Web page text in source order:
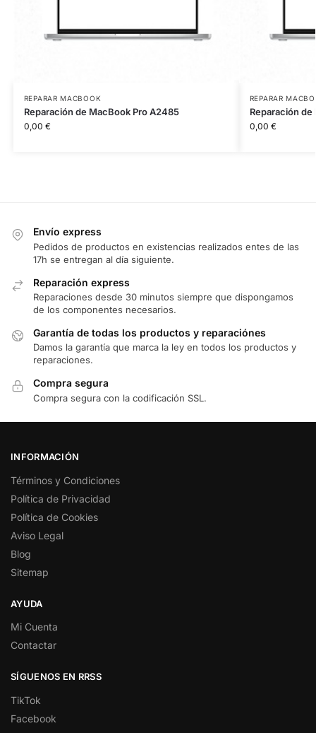
REPARAR MACBOOK
Reparación de MacBook Pro A2485
0,00 €
REPARAR
Reparación de
0,00 €
Envío express
Pedidos de productos en existencias realizados entes de las
17h se entregan al día siguiente.
Reparación express
Reparaciones desde 30 minutos siempre que dispongamos
de los componentes necesarios.
Garantía de todas los productos y reparaciónes
Damos la garantía que marca la ley en todos los productos y
reparaciones.
Compra segura
Compra segura con la codificación SSL.
INFORMACIÓN
Términos y Condiciones
Política de Privacidad
Política de Cookies
Aviso Legal
Blog
Sitemap
AYUDA
Mi Cuenta
Contactar
SÍGUENOS EN RRSS
TikTok
Facebook